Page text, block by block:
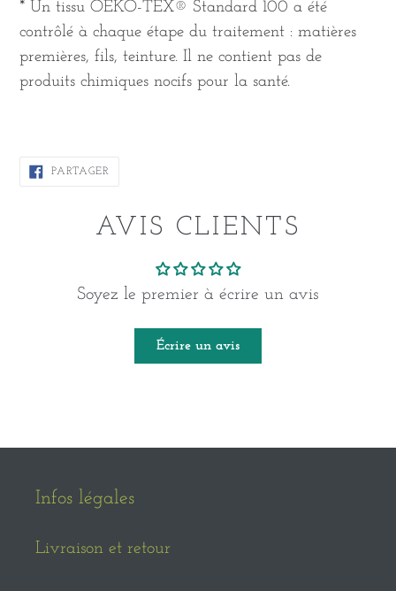
* Un tissu OEKO-TEX® Standard 100 a été
contrôlé à chaque étape du traitement : matières
premières, fils, teinture. Il ne contient pas de
produits chimiques nocifs pour la santé.
PARTAGER
AVIS CLIENTS
Soyez le premier à écrire un avis
Écrire un avis
Infos légales
Livraison et retour